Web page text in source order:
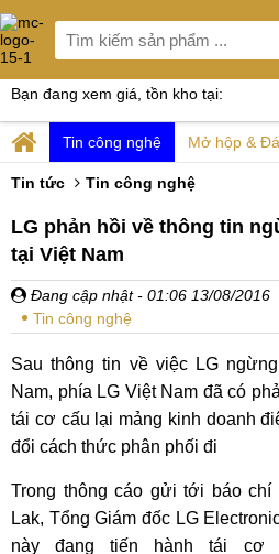
Bạn đang xem giá, tồn kho tại:
Tin công nghệ Mở hộp &
Tin tức Tin công nghệ
LG phản hồi về thông tin
tại Việt Nam
Đang cập nhật - 01:06 13/08/2016
Tin công nghệ
Sau thông tin về việc LG
Nam, phía LG Việt Nam đã có
tái cơ cấu lại mảng kinh doanh
đổi cách thức phân phối đi
Trong thông cáo gửi tới báo chí
Lak, Tổng Giám đốc LG
này đang tiến hành tái cơ